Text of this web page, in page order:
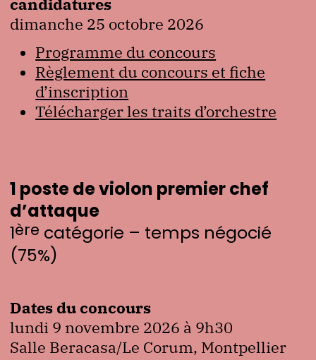
candidatures
dimanche 25 octobre 2026
Programme du concours
Règlement du concours et fiche
d’inscription
Télécharger les traits d’orchestre
1 poste de violon premier chef
d’attaque
1ère catégorie – temps négocié
(75%)
Dates du concours
lundi 9 novembre 2026 à 9h30
Salle Beracasa/Le Corum, Montpellier